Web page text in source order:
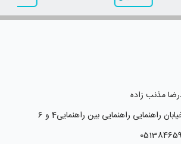
مذنب زاده
راهنمایی راهنمایی بین راهنمایی4 و 6